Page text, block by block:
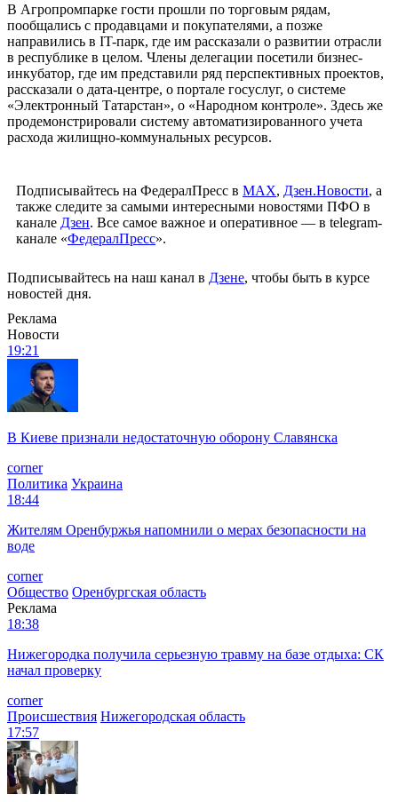
В Агропромпарке гости прошли по торговым рядам,
пообщались с продавцами и покупателями, а позже
направились в IT-парк, где им рассказали о развитии отрасли
в республике в целом. Члены делегации посетили бизнес-
инкубатор, где им представили ряд перспективных проектов,
рассказали о дата-центре, о портале госуслуг, о системе
«Электронный Татарстан», о «Народном контроле». Здесь же
продемонстрировали систему автоматизированного учета
расхода жилищно-коммунальных ресурсов.
Подписывайтесь на ФедералПресс в МАХ, Дзен.Новости, а
также следите за самыми интересными новостями ПФО в
канале Дзен. Все самое важное и оперативное — в telegram-
канале «ФедералПресс».
Подписывайтесь на наш канал в Дзене, чтобы быть в курсе
новостей дня.
Реклама
Новости
19:21
В Киеве признали недостаточную оборону Славянска
corner
Политика Украина
18:44
Жителям Оренбуржья напомнили о мерах безопасности на
воде
corner
Общество Оренбургская область
Реклама
18:38
Нижегородка получила серьезную травму на базе отдыха: СК
начал проверку
corner
Происшествия Нижегородская область
17:57